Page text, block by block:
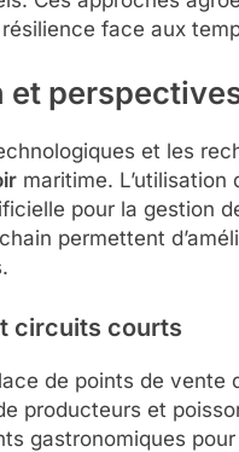
face aux
et
et les
maritime.
pour la gestion
permettent
circuits courts
de points de vente
producteurs et
gastronomiques